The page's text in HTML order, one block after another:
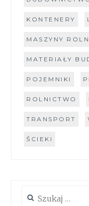
KONTENERY
MASZYNY
MATERIAŁY
POJEMNIKI
ROLNICTWO
TRANSPORT
ŚCIEKI